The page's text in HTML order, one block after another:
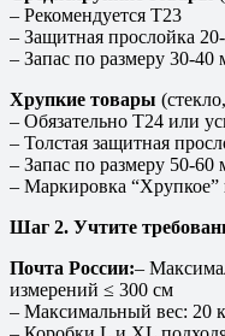
– Рекомендуется T23
– Защитная прослойка
– Запас по размеру 30-40
Хрупкие товары
– Обязательно T24 или
– Толстая защитная
– Запас по размеру 50-60
– Маркировка “Хрупкое”
Шаг 2. Учтите
Почта России:–
измерений ≤ 300 см
– Максимальный вес: 20